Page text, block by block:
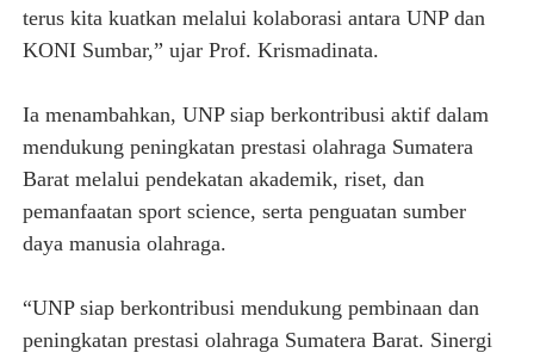
terus kita kuatkan melalui kolaborasi antara UNP dan
KONI Sumbar,” ujar Prof. Krismadinata.
Ia menambahkan, UNP siap berkontribusi aktif dalam
mendukung peningkatan prestasi olahraga Sumatera
Barat melalui pendekatan akademik, riset, dan
pemanfaatan sport science, serta penguatan sumber
daya manusia olahraga.
“UNP siap berkontribusi mendukung pembinaan dan
peningkatan prestasi olahraga Sumatera Barat. Sinergi